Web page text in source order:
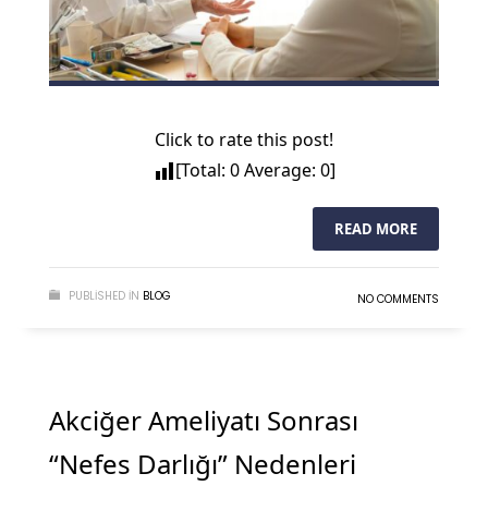
Click to rate this post!
[Total: 0Average: 0]
READ MORE
PUBLISHED IN BLOG NO COMMENTS
Akciğer Ameliyatı Sonrası
“Nefes Darlığı” Nedenleri